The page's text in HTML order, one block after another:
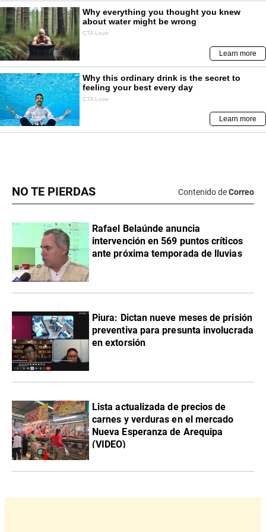
NO TE PIERDAS Contenido deCorreo
Rafael Belaúnde anuncia
intervención en 569 puntos críticos
ante próxima temporada de lluvias
Piura: Dictan nueve meses de prisión
preventiva para presunta involucrada
en extorsión
Lista actualizada de precios de
carnes y verduras en el mercado
Nueva Esperanza de Arequipa
(VIDEO)